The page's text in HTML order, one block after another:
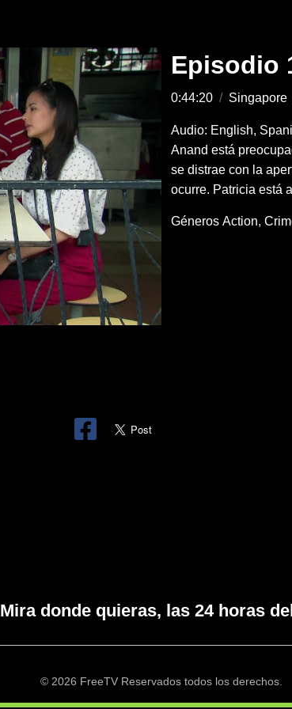
Episodio
0:44:20 / Singapore
Audio: English,
Anand está
se distrae con la
ocurre. Patricia está
Géneros Action
Mira donde quieras, las 24 horas
© 2026 FreeTV Reservados todos los derechos.